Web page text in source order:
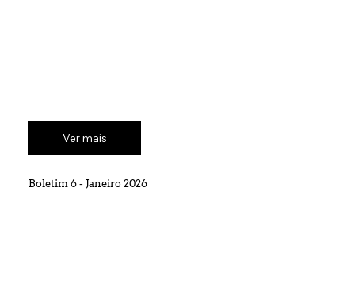
Ver mais
Boletim 6 - Janeiro 2026